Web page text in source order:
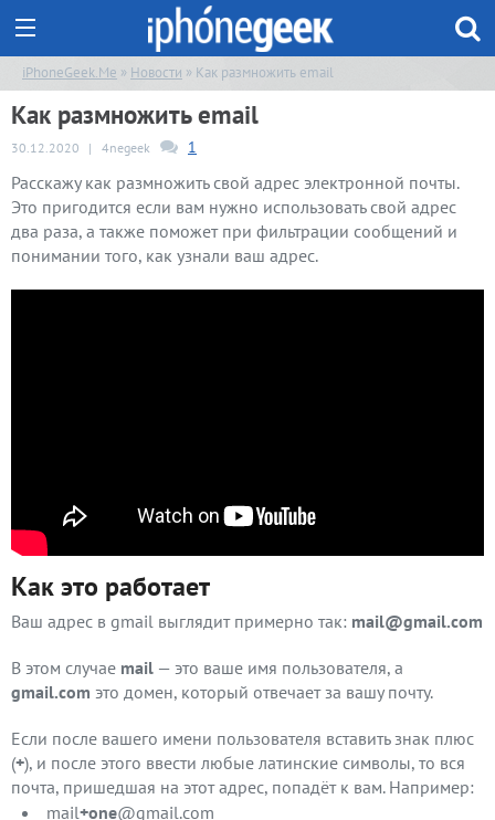
iPhoneGeek.Me » Новости » Как размножить email
Как размножить email
30.12.2020 | 4negeek 1
Расскажу как размножить свой адрес электронной почты.
Это пригодится если вам нужно использовать свой адрес
два раза, а также поможет при фильтрации сообщений и
понимании того, как узнали ваш адрес.
Как это работает
Ваш адрес в gmail выглядит примерно так: mail@gmail.com
В этом случае mail — это ваше имя пользователя, а
gmail.com это домен, который отвечает за вашу почту.
Если после вашего имени пользователя вставить знак плюс
(+), и после этого ввести любые латинские символы, то вся
почта, пришедшая на этот адрес, попадёт к вам. Например:
mail+one@gmail.com